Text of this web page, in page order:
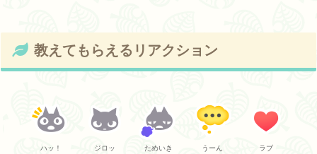
教えてもらえるリアクション
ハッ！ ジロッ ためいき うーん ラブ